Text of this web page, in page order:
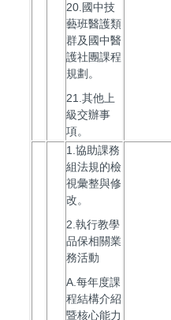
20.國中技
藝班醫護類
群及國中醫
護社團課程
規劃。
21.其他上
級交辦事
項。
1.協助課務
組法規的檢
視彙整與修
改。
2.執行教學
品保相關業
務活動
A.每年度課
程結構介紹
暨核心能力